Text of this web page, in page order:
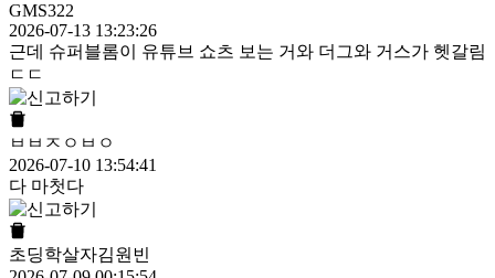
GMS322
2026-07-13 13:23:26
근데 슈퍼블롬이 유튜브 쇼츠 보는 거와 더그와 거스가 헷갈림
ㄷㄷ
ㅂㅂㅈㅇㅂㅇ
2026-07-10 13:54:41
다 마첫다
초딩학살자김원빈